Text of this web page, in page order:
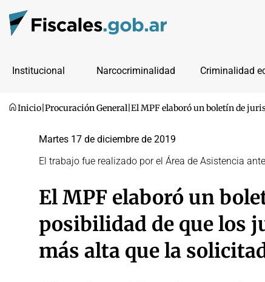
Institucional Narcocriminalidad Criminalidad
Inicio Procuración General El MPF elaboró un boletín de
Martes 17 de diciembre de 2019
El trabajo fue realizado por el Área de Asistencia
El MPF elaboró un
posibilidad de que los
más alta que la